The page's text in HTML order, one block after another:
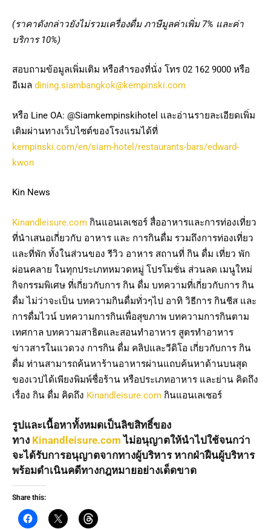
(ราคาดังกล่าวยังไม่รวมเครื่องดื่ม ภาษีมูลค่าเพิ่ม 7% และค่า
บริการ 10%)
สอบถามข้อมูลเพิ่มเติม หรือสำรองที่นั่ง โทร 02 162 9000 หรือ
อีเมล dining.siambangkok@kempinski.com
หรือ Line OA: @Siamkempinskihotel และอ่านรายละเอียดเพิ่ม
เติมผ่านทางเว็บไซต์ของโรงแรมได้ที่
kempinski.com/en/siam-hotel/restaurants-bars/edward-
kwon
Kin News
Kinandleisure.com กินแอนเลเชอร์ สื่ออาหารและการท่องเที่ยว
ที่นำเสนอเกี่ยวกับ อาหาร และ การกินดื่ม รวมถึงการท่องเที่ยว
และที่พัก ทั้งในส่วนของ รีวิว อาหาร สถานที่ กิน ดื่ม เที่ยว พัก
ผ่อนคลาย ในทุกประเภทหมวดหมู่ โปรโมชั่น ส่วนลด เมนูใหม่
กิจกรรมพิเศษ ที่เกี่ยวกับการ กิน ดื่ม บทความที่เกี่ยวกับการ กิน
ดื่ม ไม่ว่าจะเป็น บทความกินดื่มทั่วๆไป อาทิ วิธีการ กินชีส และ
การดื่มไวน์ บทความการกินเพื่อสุขภาพ บทความการกินตาม
เทศกาล บทความสาธิตและสอนทำอาหาร สูตรทำอาหาร
ข่าวสารในแวดวง การกิน ดื่ม คลิปและวีดิโอ เกี่ยวกับการ กิน
ดื่ม ท่านสามารถค้นหาร้านอาหารผ่านแถบค้นหาด้านบนสุด
ของเวปได้เพียงพิมพ์ชื่อร้าน หรือประเภทอาหาร และย่าน คิดถึง
เรื่อง กิน ดื่ม คิดถึง Kinandleisure.com กินแอนเลเชอร์
รูปและเนื้อหาทั้งหมดเป็นลิขสิทธิ์ของ
ทาง Kinandleisure.com ไม่อนุญาตให้นำไปใช้จนกว่า
จะได้รับการอนุญาตจากทางผู้บริหาร หากฝ่าฝืนผู้บริหาร
พร้อมดำเนินคดีทางกฎหมายอย่างเด็ดขาด
Share this: